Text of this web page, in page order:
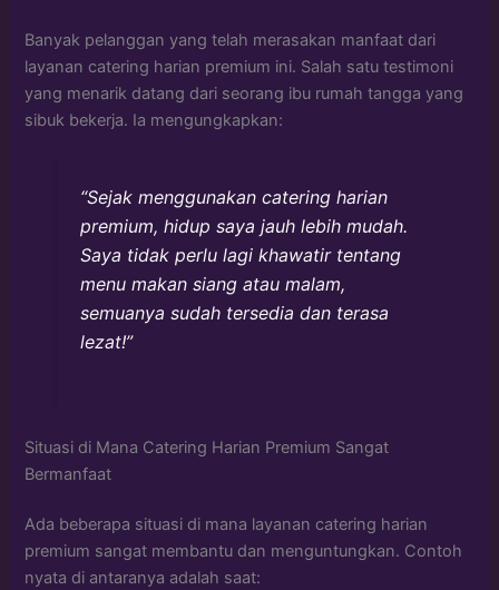
Banyak pelanggan yang telah merasakan manfaat dari
layanan catering harian premium ini. Salah satu testimoni
yang menarik datang dari seorang ibu rumah tangga yang
sibuk bekerja. Ia mengungkapkan:
“Sejak menggunakan catering harian
premium, hidup saya jauh lebih mudah.
Saya tidak perlu lagi khawatir tentang
menu makan siang atau malam,
semuanya sudah tersedia dan terasa
lezat!”
Situasi di Mana Catering Harian Premium Sangat
Bermanfaat
Ada beberapa situasi di mana layanan catering harian
premium sangat membantu dan menguntungkan. Contoh
nyata di antaranya adalah saat: